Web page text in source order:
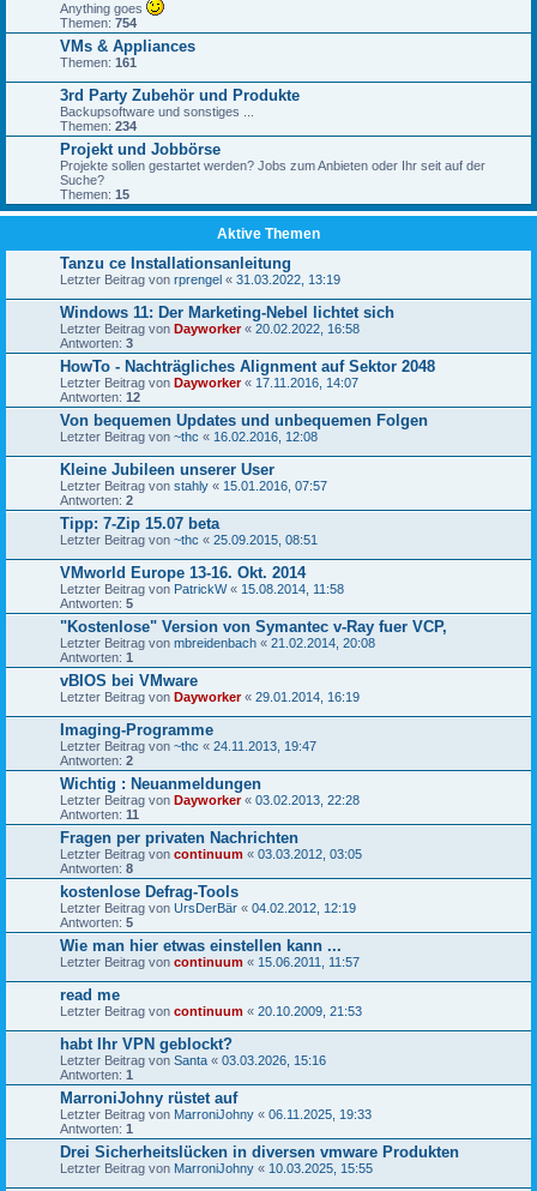
Anything goes
Themen: 754
VMs & Appliances
Themen: 161
3rd Party Zubehör und Produkte
Backupsoftware und sonstiges ...
Themen: 234
Projekt und Jobbörse
Projekte sollen gestartet werden? Jobs zum Anbieten oder Ihr seit auf der
Suche?
Themen: 15
Aktive Themen
Tanzu ce Installationsanleitung
Letzter Beitrag von rprengel « 31.03.2022, 13:19
Windows 11: Der Marketing-Nebel lichtet sich
Letzter Beitrag von Dayworker« 20.02.2022, 16:58
Antworten: 3
HowTo - Nachträgliches Alignment auf Sektor 2048
Letzter Beitrag von Dayworker« 17.11.2016, 14:07
Antworten: 12
Von bequemen Updates und unbequemen Folgen
Letzter Beitrag von ~thc « 16.02.2016, 12:08
Kleine Jubileen unserer User
Letzter Beitrag von stahly « 15.01.2016, 07:57
Antworten: 2
Tipp: 7-Zip 15.07 beta
Letzter Beitrag von ~thc « 25.09.2015, 08:51
VMworld Europe 13-16. Okt. 2014
Letzter Beitrag von PatrickW« 15.08.2014, 11:58
Antworten: 5
"Kostenlose" Version von Symantec v-Ray fuer VCP,
Letzter Beitrag von mbreidenbach « 21.02.2014, 20:08
Antworten: 1
vBIOS bei VMware
Letzter Beitrag von Dayworker« 29.01.2014, 16:19
Imaging-Programme
Letzter Beitrag von ~thc « 24.11.2013, 19:47
Antworten: 2
Wichtig : Neuanmeldungen
Letzter Beitrag von Dayworker« 03.02.2013, 22:28
Antworten: 11
Fragen per privaten Nachrichten
Letzter Beitrag von continuum « 03.03.2012, 03:05
Antworten: 8
kostenlose Defrag-Tools
Letzter Beitrag von UrsDerBär « 04.02.2012, 12:19
Antworten: 5
Wie man hier etwas einstellen kann ...
Letzter Beitrag von continuum « 15.06.2011, 11:57
read me
Letzter Beitrag von continuum « 20.10.2009, 21:53
habt Ihr VPN geblockt?
Letzter Beitrag von Santa « 03.03.2026, 15:16
Antworten: 1
MarroniJohny rüstet auf
Letzter Beitrag von MarroniJohny « 06.11.2025, 19:33
Antworten: 1
Drei Sicherheitslücken in diversen vmware Produkten
Letzter Beitrag von MarroniJohny « 10.03.2025, 15:55